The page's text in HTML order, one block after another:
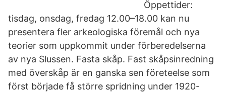
Öppettider:
tisdag, onsdag, fredag 12.00–18.00 kan nu
presentera fler arkeologiska föremål och nya
teorier som uppkommit under förberedelserna
av nya Slussen. Fasta skåp. Fast skåpsinredning
med överskåp är en ganska sen företeelse som
först började få större spridning under 1920-